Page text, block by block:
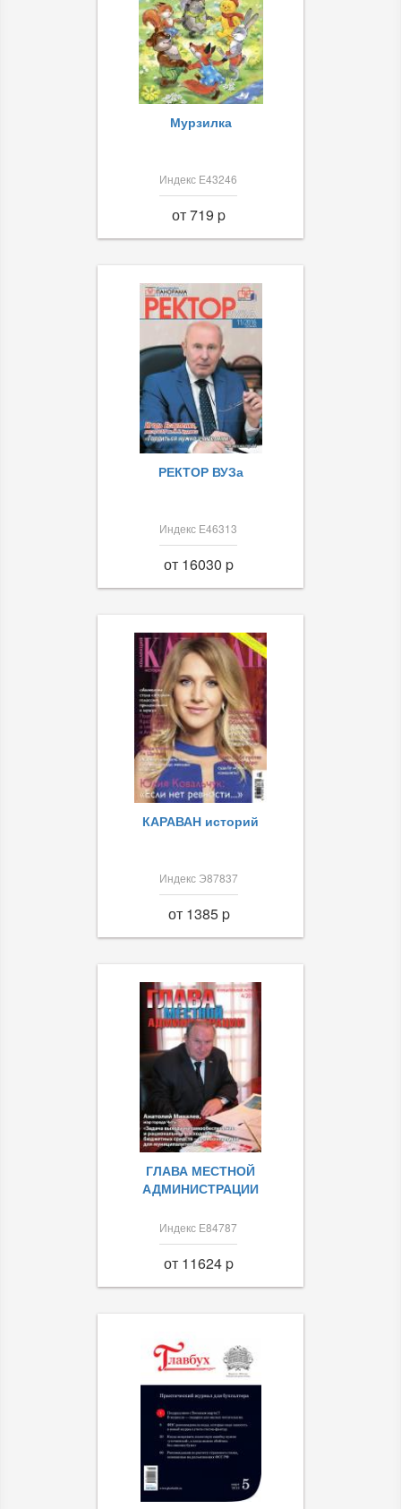
Мурзилка
Индекс Е43246
от 719 p
РЕКТОР ВУЗа
Индекс Е46313
от 16030 p
КАРАВАН историй
Индекс Э87837
от 1385 p
ГЛАВА МЕСТНОЙ
АДМИНИСТРАЦИИ
Индекс Е84787
от 11624 p